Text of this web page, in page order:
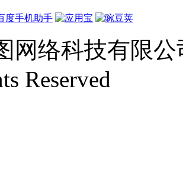
网络科技有限公
Reserved